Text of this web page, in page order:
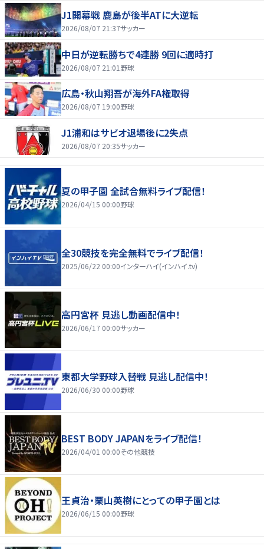
J1開幕戦 鹿島が後半ATに大逆転
2026/08/07 21:37サッカー
中日が逆転勝ちで4連勝 9回に適時打
2026/08/07 21:01 野球
広島・秋山翔吾が海外FA権取得
2026/08/07 19:00野球
J1浦和はサビオ退場後に2失点
2026/08/07 20:35サッカー
夏の甲子園 全試合無料ライブ配信！
2026/04/15 00:00野球
全30競技を完全無料でライブ配信！
2025/06/22 00:00インターハイ(インハイ.tv)
高円宮杯 見逃し動画配信中！
2026/06/17 00:00サッカー
東都大学野球入替戦 見逃し配信中！
2026/06/30 00:00野球
BEST BODY JAPANをライブ配信！
2026/04/01 00:00その他競技
王貞治・栗山英樹にとっての甲子園とは
2026/06/15 00:00野球